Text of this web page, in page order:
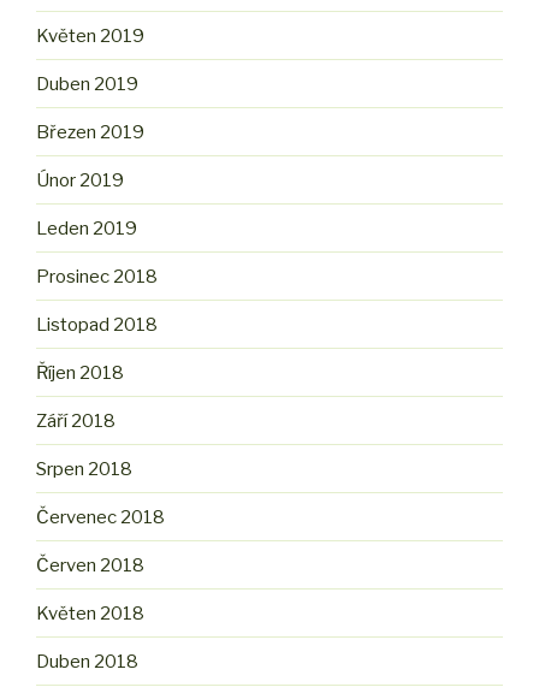
Květen 2019
Duben 2019
Březen 2019
Únor 2019
Leden 2019
Prosinec 2018
Listopad 2018
Říjen 2018
Září 2018
Srpen 2018
Červenec 2018
Červen 2018
Květen 2018
Duben 2018